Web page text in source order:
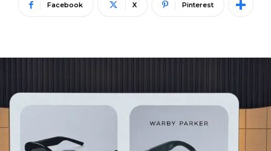
Facebook X Pinterest